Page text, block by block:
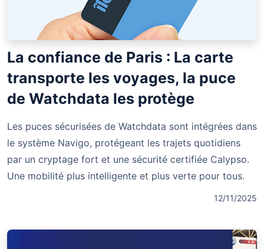
La confiance de Paris : La carte
transporte les voyages, la puce
de Watchdata les protège
Les puces sécurisées de Watchdata sont intégrées dans
le système Navigo, protégeant les trajets quotidiens
par un cryptage fort et une sécurité certifiée Calypso.
Une mobilité plus intelligente et plus verte pour tous.
12/11/2025